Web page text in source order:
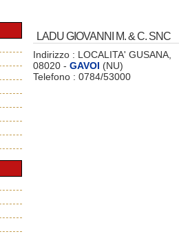
LADU GIOVANNI M. & C. SNC
Indirizzo : LOCALITA' GUSANA,
08020 - GAVOI (NU)
Telefono : 0784/53000